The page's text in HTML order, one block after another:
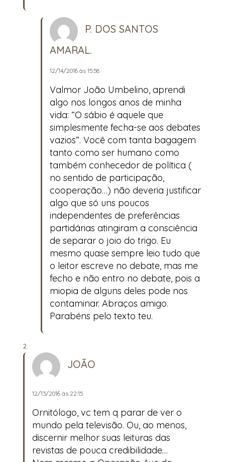
P. DOS SANTOS
AMARAL.
12/14/2016 às 15:58
Valmor João Umbelino, aprendi
algo nos longos anos de minha
vida: “O sábio é aquele que
simplesmente fecha-se aos debates
vazios”. Você com tanta bagagem
tanto como ser humano como
também conhecedor de política (
no sentido de participação,
cooperação…) não deveria justificar
algo que só uns poucos
independentes de preferências
partidárias atingiram a consciência
de separar o joio do trigo. Eu
mesmo quase sempre leio tudo que
o leitor escreve no debate, mas me
fecho e não entro no debate, pois a
miopia de alguns deles pode nos
contaminar. Abraços amigo.
Parabéns pelo texto teu.
JOÃO
12/13/2016 às 22:15
Ornitólogo, vc tem q parar de ver o
mundo pela televisão. Ou, ao menos,
discernir melhor suas leituras das
revistas de pouca credibilidade…